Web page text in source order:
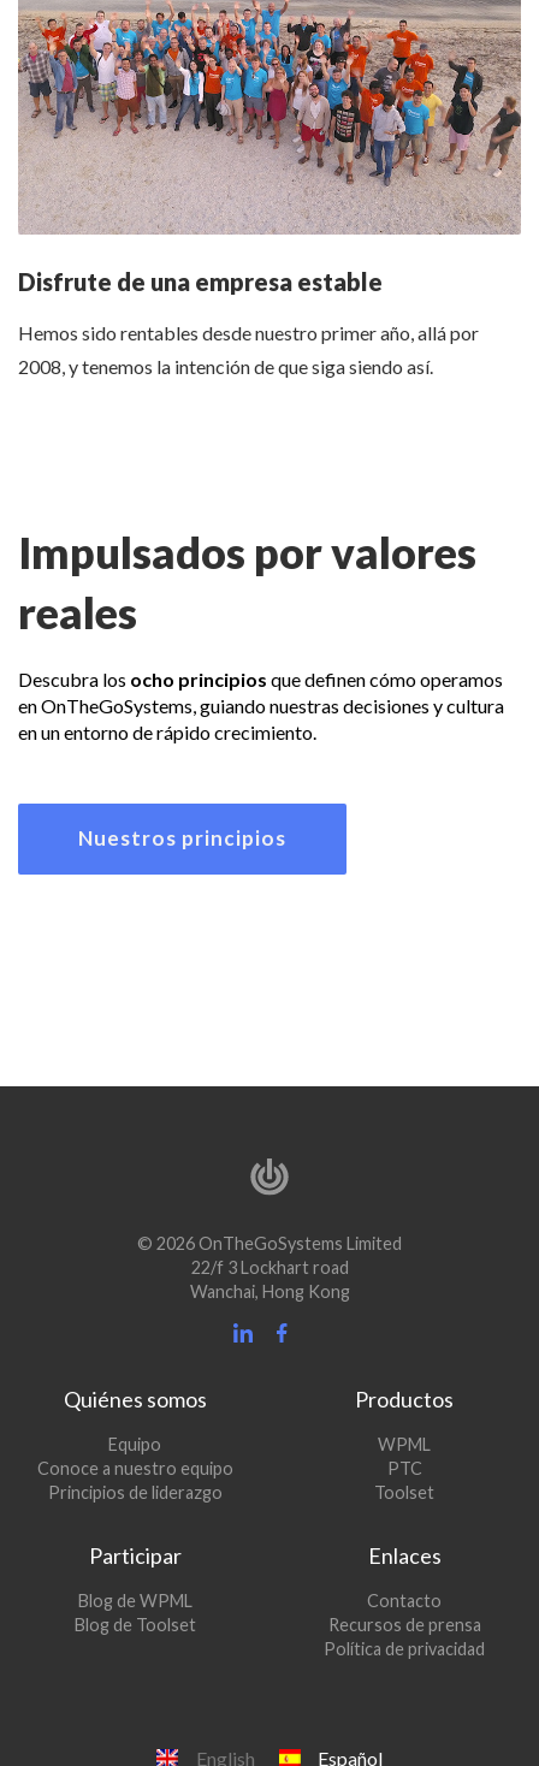
Disfrute de una empresa estable
Hemos sido rentables desde nuestro primer año, allá por
2008, y tenemos la intención de que siga siendo así.
Impulsados por valores
reales
Descubra los ocho principios que definen cómo operamos
en OnTheGoSystems, guiando nuestras decisiones y cultura
en un entorno de rápido crecimiento.
Nuestros principios
© 2026 OnTheGoSystems Limited
22/f 3 Lockhart road
Wanchai, Hong Kong
Quiénes somos
Equipo
Conoce a nuestro equipo
Principios de liderazgo
Productos
WPML
en
ventana)
PTC(se
abre
nueva
Toolset(se
una
ventana)
Participar
Blog de WPML
abre
Blog de Toolset(se
Enlaces
Contacto
Recursos de prensa
Política de privacidad
English Español